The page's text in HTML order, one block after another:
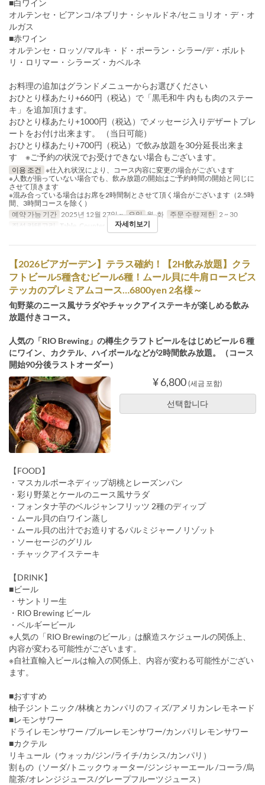
■白ワイン
オルテンセ・ビアンコ/ネブリナ・シャルドネ/セニョリオ・デ・オ
ルガス
■赤ワイン
オルテンセ・ロッソ/マルキ・ド・ポーラン・シラー/デ・ボルト
リ・ロリマー・シラーズ・カベルネ
お料理の追加はグランドメニューからお選びください
おひとり様あたり+660円（税込）で「黒毛和牛 内もも肉のステー
キ」を追加頂けます。
おひとり様あたり+1000円（税込）でメッセージ入りデザートプレ
ートをお付け出来ます。 （当日可能）
おひとり様あたり+700円（税込）で飲み放題を30分延長出来ま
す ※ご予約の状況でお受けできない場合もございます。
이용 조건 ※仕入れ状況により、コース内容に変更の場合がございます
※人数が揃っていない場合でも、飲み放題の開始はご予約時間の開始と同じに
させて頂きます
※混み合っている場合はお席を2時間制とさせて頂く場合がございます（2.5時
間、3時間コースを除く）
예약 가능 기간 2025년 12월 27일 ~ 요일 월, 화 주문 수량 제한 2 ~ 30
좌석 카테고리
Table, Counter, Terrace자세히보기
【2026ビアガーデン】テラス確約！【2H飲み放題】クラ
フトビール5種含むビール6種！ムール貝に牛肩ロースビス
テッカのプレミアムコース…6800yen 2名様～
旬野菜のニース風サラダやチャックアイステーキが楽しめる飲み
放題付きコース。
人気の「RIO Brewing」の樽生クラフトビールをはじめビール６種
にワイン、カクテル、ハイボールなどが2時間飲み放題。（コース
開始90分後ラストオーダー）
¥ 6,800 (세금 포함)
선택합니다
【FOOD】
・マスカルポーネディップ胡桃とレーズンパン
・彩り野菜とケールのニース風サラダ
・フォンタナ芋のベルジャンフリッツ 2種のディップ
・ムール貝の白ワイン蒸し
・ムール貝の出汁でお造りするパルミジャーノリゾット
・ソーセージのグリル
・チャックアイステーキ
【DRINK】
■ビール
・サントリー生
・RIO Brewing ビール
・ベルギービール
※人気の「RIO Brewingのビール」は醸造スケジュールの関係上、
内容が変わる可能性がございます。
※自社直輸入ビールは輸入の関係上、内容が変わる可能性がござい
ます。
■おすすめ
柚子ジントニック/林檎とカンパリのフィズ/アメリカンレモネード
■レモンサワー
ドライレモンサワー /ブルーレモンサワー/カンパリレモンサワー
■カクテル
リキュール（ウォッカ/ジン/ライチ/カシス/カンパリ）
割もの（ソーダ/トニックウォーター/ジンジャーエール /コーラ/烏
龍茶/オレンジジュース/グレープフルーツジュース）